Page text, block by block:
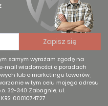
samym wyrażam zgodę na
mail wiadomości o poradach
lub o marketingu towarów,
w tym celu mojego adresu
32-340 Zabagnie, ul.
0001074727